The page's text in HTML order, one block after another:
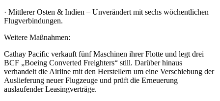
· Mittlerer Osten & Indien – Unverändert mit sechs wöchentlichen
Flugverbindungen.
Weitere Maßnahmen:
Cathay Pacific verkauft fünf Maschinen ihrer Flotte und legt drei
BCF „Boeing Converted Freighters“ still. Darüber hinaus
verhandelt die Airline mit den Herstellern um eine Verschiebung der
Auslieferung neuer Flugzeuge und prüft die Erneuerung
auslaufender Leasingverträge.